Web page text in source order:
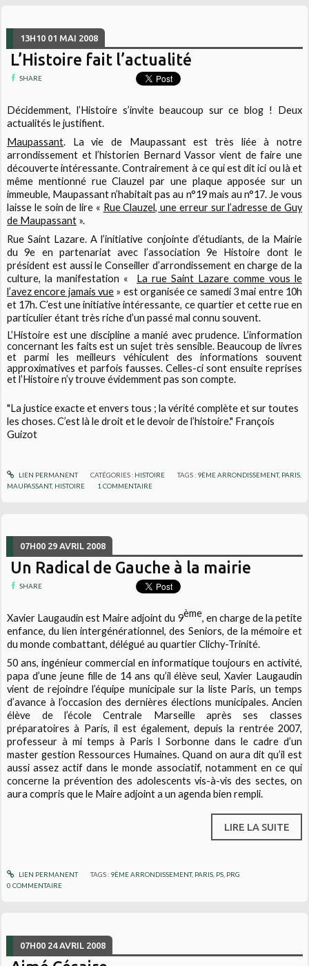
13H10 01 MAI 2008
L’Histoire fait l’actualité
SHARE
Décidemment, l’Histoire s’invite beaucoup sur ce blog ! Deux
actualités le justifient.
Maupassant. La vie de Maupassant est très liée à notre
arrondissement et l’historien Bernard Vassor vient de faire une
découverte intéressante. Contrairement à ce qui est dit ici ou là et
même mentionné rue Clauzel par une plaque apposée sur un
immeuble, Maupassant n’habitait pas au n°19 mais au n°17. Je vous
laisse le soin de lire « Rue Clauzel, une erreur sur l’adresse de Guy
de Maupassant ».
Rue Saint Lazare. A l’initiative conjointe d’étudiants, de la Mairie
du 9e en partenariat avec l’association 9e Histoire dont le
président est aussi le Conseiller d’arrondissement en charge de la
culture, la manifestation « La rue Saint Lazare comme vous le
l’avez encore jamais vue » est organisée ce samedi 3 mai entre 10h
et 17h. C’est une initiative intéressante, ce quartier et cette rue en
particulier étant très riche d’un passé mal connu souvent.
L’Histoire est une discipline a manié avec prudence. L’information
concernant les faits est un sujet très sensible. Beaucoup de livres
et parmi les meilleurs véhiculent des informations souvent
approximatives et parfois fausses. Celles-ci sont ensuite reprises
et l’Histoire n’y trouve évidemment pas son compte.
"La justice exacte et envers tous ; la vérité complète et sur toutes
les choses. C’est là le droit et le devoir de l’histoire." François
Guizot
LIEN PERMANENT CATÉGORIES : HISTOIRE TAGS : 9ÈME ARRONDISSEMENT, PARIS
MAUPASSANT, HISTOIRE 1 COMMENTAIRE
07H00 29 AVRIL 2008
Un Radical de Gauche à la mairie
SHARE
Xavier Laugaudin est Maire adjoint du 9ème, en charge de la petite
enfance, du lien intergénérationnel, des Seniors, de la mémoire et
du monde combattant, délégué au quartier Clichy-Trinité.
50 ans, ingénieur commercial en informatique toujours en activité,
papa d’une jeune fille de 14 ans qu’il élève seul, Xavier Laugaudin
vient de rejoindre l’équipe municipale sur la liste Paris, un temps
d’avance à l’occasion des dernières élections municipales. Ancien
élève de l’école Centrale Marseille après ses classes
préparatoires à Paris, il est également, depuis la rentrée 2007,
professeur à mi temps à Paris I Sorbonne dans le cadre d’un
master gestion Ressources Humaines. Quand on aura dit qu’il est
aussi assez actif dans le monde associatif, notamment en ce qui
concerne la prévention des adolescents vis-à-vis des sectes, on
aura compris que le Maire adjoint a un agenda bien rempli.
LIRE LA SUITE
LIEN PERMANENT TAGS : 9ÈME ARRONDISSEMENT, PARIS, PS, PRG
0 COMMENTAIRE
07H00 24 AVRIL 2008